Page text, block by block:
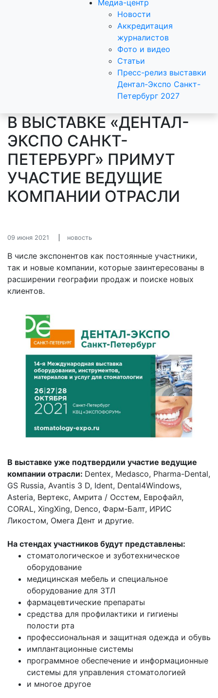
Медиа-центр
Новости
Аккредитация
журналистов
Фото и видео
Статьи
Пресс-релиз выставки
Дентал-Экспо Санкт-
Петербург 2027
В ВЫСТАВКЕ «ДЕНТАЛ-
ЭКСПО САНКТ-
ПЕТЕРБУРГ» ПРИМУТ
УЧАСТИЕ ВЕДУЩИЕ
КОМПАНИИ ОТРАСЛИ
09 июня 2021 новость
В числе экспонентов как постоянные участники,
так и новые компании, которые заинтересованы в
расширении географии продаж и поиске новых
клиентов.
В выставке уже подтвердили участие ведущие
компании отрасли: Dentex, Medasco, Pharma-Dental,
GS Russia, Avantis 3 D, Ident, Dental4Windows,
Asteria, Вертекс, Амрита / Осстем, Еврофайл,
CORAL, XingXing, Denco, Фарм-Балт, ИРИС
Ликостом, Омега Дент и другие.
На стендах участников будут представлены:
стоматологическое и зуботехническое
оборудование
медицинская мебель и специальное
оборудование для ЗТЛ
фармацевтические препараты
средства для профилактики и гигиены
полости рта
профессиональная и защитная одежда и обувь
имплантационные системы
программное обеспечение и информационные
системы для управления стоматологией
и многое другое